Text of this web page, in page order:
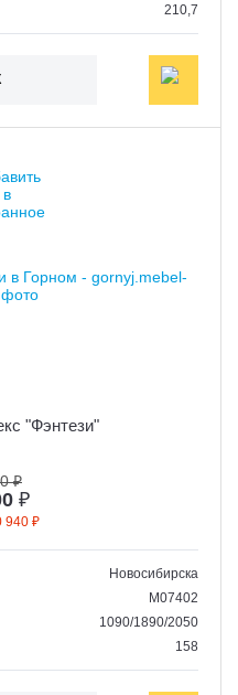
210,7
"Фэнтези"
₽
₽
940 ₽
Новосибирска
M07402
1090/1890/2050
158